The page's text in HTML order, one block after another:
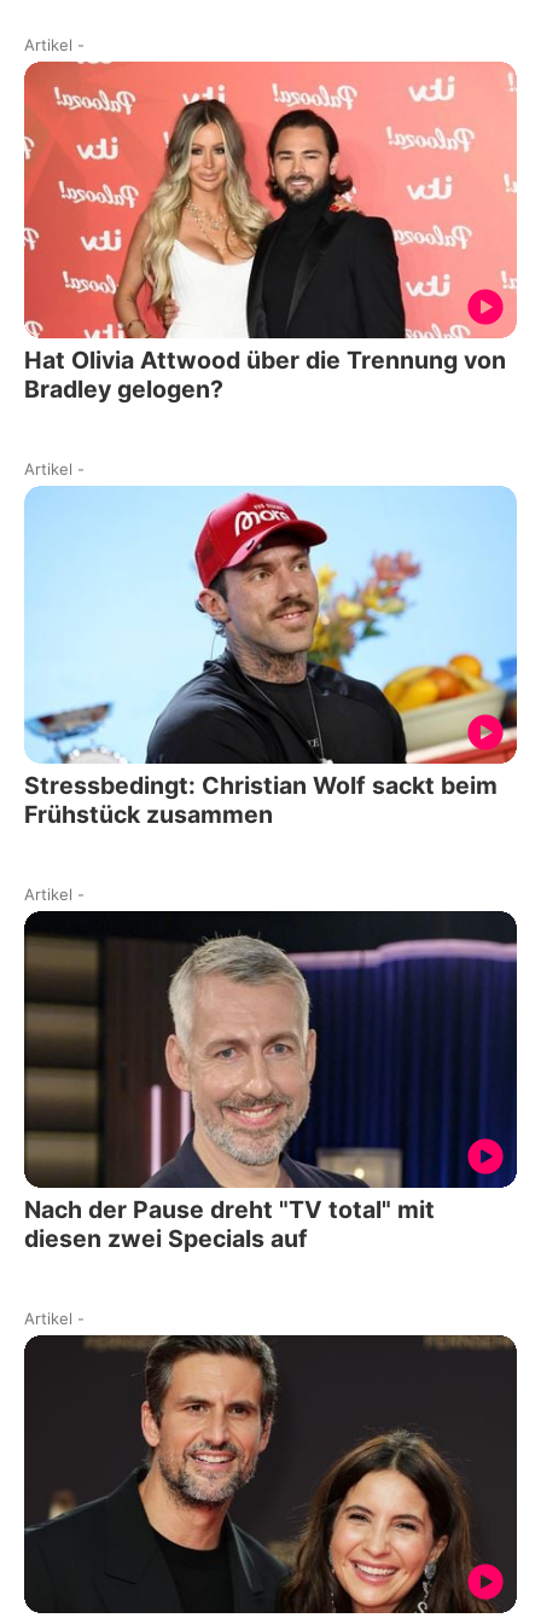
Artikel -
Hat Olivia Attwood über die Trennung von
Bradley gelogen?
Artikel -
Stressbedingt: Christian Wolf sackt beim
Frühstück zusammen
Artikel -
Nach der Pause dreht "TV total" mit
diesen zwei Specials auf
Artikel -